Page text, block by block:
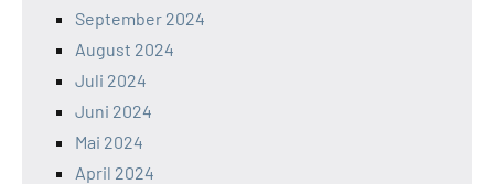
September 2024
August 2024
Juli 2024
Juni 2024
Mai 2024
April 2024